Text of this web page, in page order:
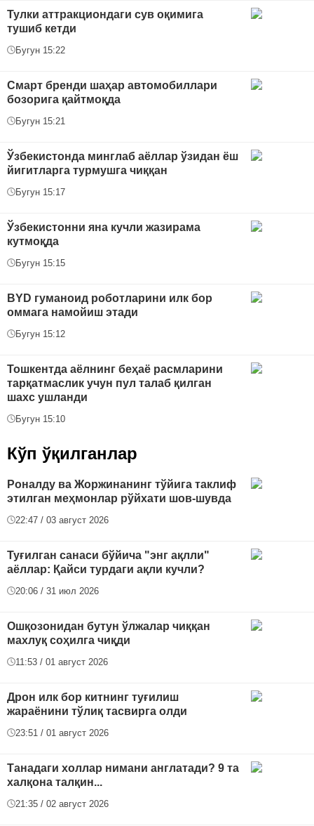
Тулки аттракциондаги сув оқимига
тушиб кетди
Бугун 15:22
Смарт бренди шаҳар автомобиллари
бозорига қайтмоқда
Бугун 15:21
Ўзбекистонда минглаб аёллар ўзидан ёш
йигитларга турмушга чиққан
Бугун 15:17
Ўзбекистонни яна кучли жазирама
кутмоқда
Бугун 15:15
BYD гуманоид роботларини илк бор
оммага намойиш этади
Бугун 15:12
Тошкентда аёлнинг беҳаё расмларини
тарқатмаслик учун пул талаб қилган
шахс ушланди
Бугун 15:10
Кўп ўқилганлар
Роналду ва Жоржинанинг тўйига таклиф
этилган меҳмонлар рўйхати шов-шувда
22:47 / 03 август 2026
Туғилган санаси бўйича "энг ақлли"
аёллар: Қайси турдаги ақли кучли?
20:06 / 31 июл 2026
Ошқозонидан бутун ўлжалар чиққан
махлуқ соҳилга чиқди
11:53 / 01 август 2026
Дрон илк бор китнинг туғилиш
жараёнини тўлиқ тасвирга олди
23:51 / 01 август 2026
Танадаги холлар нимани англатади? 9 та
халқона талқин...
21:35 / 02 август 2026